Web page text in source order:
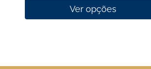
Ver opções
multiple